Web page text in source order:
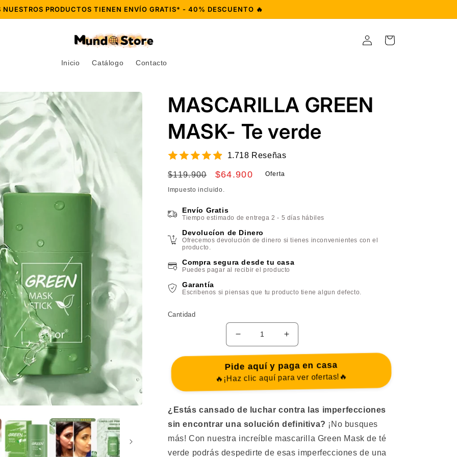
NUESTROS PRODUCTOS TIENEN ENVÍO GRATIS* - 40% DESCUENTO 🔥
Inicio Catálogo Contacto
Iniciar
sesión
Carrito
MASCARILLA GREEN
MASK- Te verde
1.718 Reseñas
Precio
habitual
$119.900
Precio
de
$64.900 Oferta
Impuesto incluido.
Envío Gratis
Tiempo estimado de entrega 2 - 5 días hábiles
Devolucíon de Dinero
Ofrecemos devolución de dinero si tienes inconvenientes con el
producto.
Compra segura desde tu casa
Puedes pagar al recibir el producto
Garantía
Escribenos si piensas que tu producto tiene algun defecto.
Cantidad
Reducir
cantidad
MASCARILLA
GREEN
MASK-
verde
Aumentar
cantidad
MASCARILLA
GREEN
MASK-
verde
Pide aquí y paga en casa
🔥¡Haz clic aquí para ver ofertas!🔥
¿Estás cansado de luchar contra las imperfecciones
sin encontrar una solución definitiva? ¡No busques
más! Con nuestra increíble mascarilla Green Mask de té
verde podrás despedirte de esas imperfecciones de una